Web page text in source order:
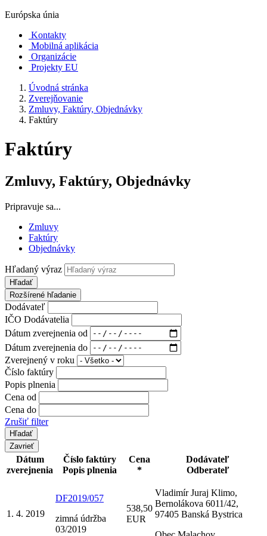
Európska únia
Kontakty
Mobilná aplikácia
Organizácie
Projekty EU
Úvodná stránka
Zverejňovanie
Zmluvy, Faktúry, Objednávky
Faktúry
Faktúry
Zmluvy, Faktúry, Objednávky
Pripravuje sa...
Zmluvy
Faktúry
Objednávky
Hľadaný výraz
Hľadať
Rozšírené hľadanie
Dodávateľ
IČO Dodávatelia
Dátum zverejnenia od
Dátum zverejnenia do
Zverejnený v roku
Číslo faktúry
Popis plnenia
Cena od
Cena do
Zrušiť filter
Zavrieť
Dátum
zverejnenia
Číslo faktúry
Popis plnenia
Cena
*
Dodávateľ
Odberateľ
1. 4. 2019
DF2019/057
zimná údržba
03/2019
538,50
EUR
Vladimír Juraj Klimo,
Bernolákova 6011/42,
97405 Banská Bystrica